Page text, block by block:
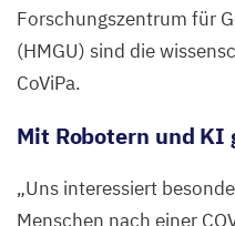
Forschungszentrum für
(HMGU) sind die
CoViPa.
Mit Robotern und KI
„Uns interessiert
Menschen nach einer